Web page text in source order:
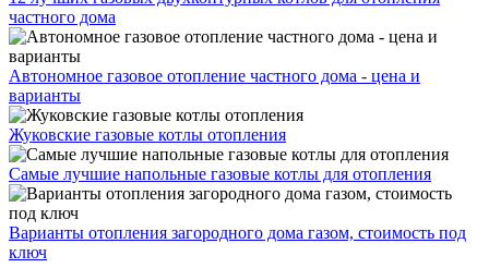
частного дома
Автономное газовое отопление частного дома - цена и
варианты
Жуковские газовые котлы отопления
Самые лучшие напольные газовые котлы для отопления
Варианты отопления загородного дома газом, стоимость под
ключ